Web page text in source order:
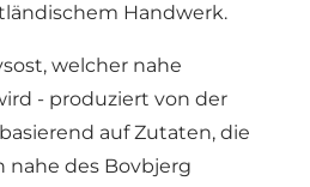
Handwerk.
welcher nahe
- produziert von der
auf Zutaten, die
nahe des Bovbjerg